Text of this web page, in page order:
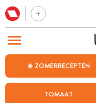
☀️ ZOMERRECEPTEN
TOMAAT
BEZOEK ONZE ANDERE WEBSITES